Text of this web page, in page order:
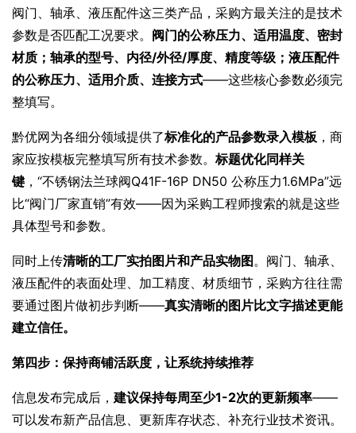
阀门、轴承、液压配件这三类产品，采购方最关注的是技术
参数是否匹配工况要求。 阀门的公称压力、适用温度、密封
材质；轴承的型号、内径/外径/厚度、精度等级；液压配件
的公称压力、适用介质、连接方式——这些核心参数必须完
整填写。
黔优网为各细分领域提供了标准化的产品参数录入模板 ，商
家应按模板完整填写所有技术参数。 标题优化同样关
键 ，“不锈钢法兰球阀Q41F-16P DN50 公称压力1.6MPa”远
比“阀门厂家直销”有效——因为采购工程师搜索的就是这些
具体型号和参数。
同时上传清晰的工厂实拍图片和产品实物图。阀门、轴承、
液压配件的表面处理、加工精度、材质细节，采购方往往需
要通过图片做初步判断——真实清晰的图片比文字描述更能
建立信任。
第四步：保持商铺活跃度，让系统持续推荐
信息发布完成后， 建议保持每周至少1-2次的更新频率——
可以发布新产品信息、更新库存状态、补充行业技术资讯。